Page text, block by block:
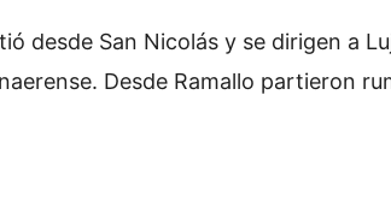
desde San Nicolás y se dirigen a
Desde Ramallo partieron